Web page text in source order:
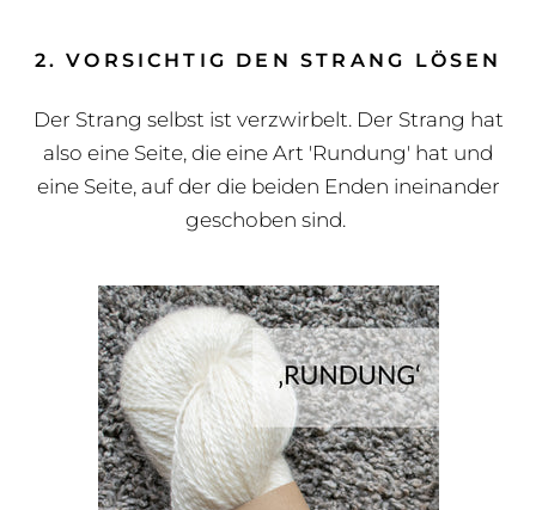
2. VORSICHTIG DEN STRANG LÖSEN
Der Strang selbst ist verzwirbelt. Der Strang hat
also eine Seite, die eine Art 'Rundung' hat und
eine Seite, auf der die beiden Enden ineinander
geschoben sind.